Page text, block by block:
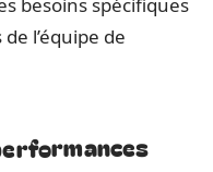
l’équipe de